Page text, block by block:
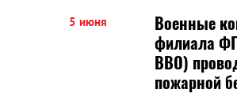
5 июня
Военные
филиала
ВВО) проводят
пожарной